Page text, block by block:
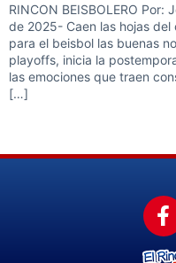
RINCON BEISBOLERO
de 2025- Caen las hojas
para el beisbol las buenas
playoffs, inicia la
las emociones que traen
[…]